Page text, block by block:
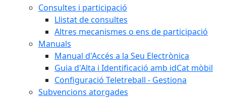
Consultes i participació
Llistat de consultes
Altres mecanismes o ens de participació
Manuals
Manual d'Accés a la Seu Electrònica
Guia d'Alta i Identificació amb idCat mòbil
Configuració Teletreball - Gestiona
Subvencions atorgades